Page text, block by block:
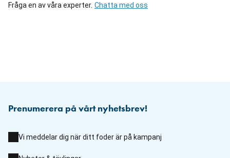
Fråga en av våra experter. Chatta med oss
Prenumerera på vårt nyhetsbrev!
Vi meddelar dig när ditt foder är på kampanj